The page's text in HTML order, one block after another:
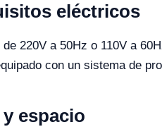
eléctricos
220V a 50Hz o 110V a
con un sistema de
espacio